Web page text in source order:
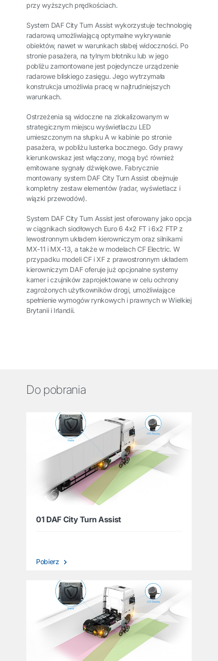
przy wyższych prędkościach.
System DAF City Turn Assist wykorzystuje technologię
radarową umożliwiającą optymalne wykrywanie
obiektów, nawet w warunkach słabej widoczności. Po
stronie pasażera, na tylnym błotniku lub w jego
pobliżu zamontowane jest pojedyncze urządzenie
radarowe bliskiego zasięgu. Jego wytrzymała
konstrukcja umożliwia pracę w najtrudniejszych
warunkach.
Ostrzeżenia są widoczne na zlokalizowanym w
strategicznym miejscu wyświetlaczu LED
umieszczonym na słupku A w kabinie po stronie
pasażera, w pobliżu lusterka bocznego. Gdy prawy
kierunkowskaz jest włączony, mogą być również
emitowane sygnały dźwiękowe. Fabrycznie
montowany system DAF City Turn Assist obejmuje
kompletny zestaw elementów (radar, wyświetlacz i
wiązki przewodów).
System DAF City Turn Assist jest oferowany jako opcja
w ciągnikach siodłowych Euro 6 4x2 FT i 6x2 FTP z
lewostronnym układem kierowniczym oraz silnikami
MX-11 i MX-13, a także w modelach CF Electric. W
przypadku modeli CF i XF z prawostronnym układem
kierowniczym DAF oferuje już opcjonalne systemy
kamer i czujników zaprojektowane w celu ochrony
zagrożonych użytkowników drogi, umożliwiające
spełnienie wymogów rynkowych i prawnych w Wielkiej
Brytanii i Irlandii.
Do pobrania
01 DAF City Turn Assist
Pobierz